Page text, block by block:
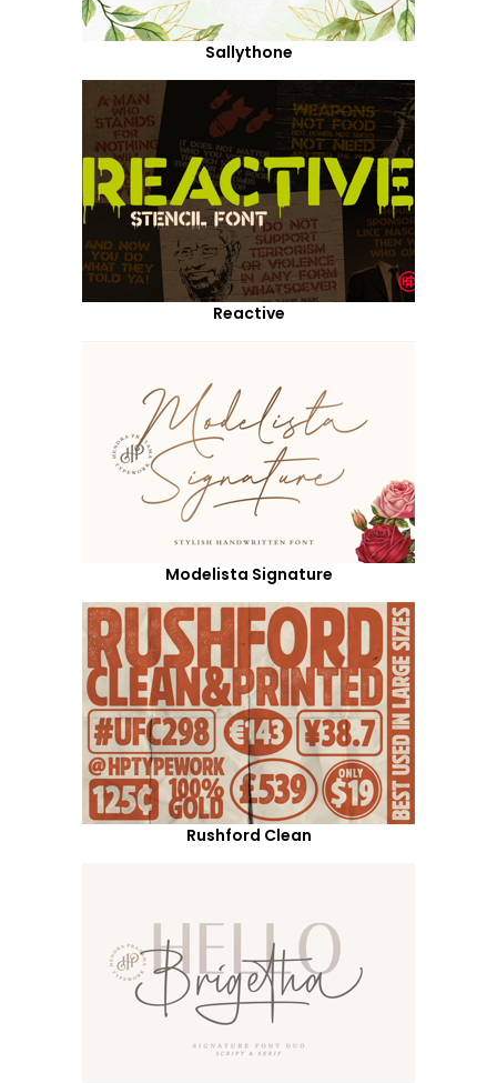
Sallythone
Reactive
Modelista Signature
Rushford Clean